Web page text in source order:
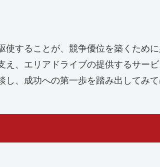
することが、競争優位を築くため
、エリアドライブの提供するサー
、成功への第一歩を踏み出してみて